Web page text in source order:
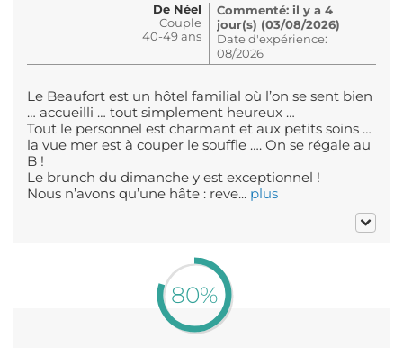
De Néel
Couple
40-49 ans
Commenté: il y a 4
jour(s) (03/08/2026)
Date d'expérience:
08/2026
Le Beaufort est un hôtel familial où l’on se sent bien
… accueilli … tout simplement heureux …
Tout le personnel est charmant et aux petits soins …
la vue mer est à couper le souffle …. On se régale au
B !
Le brunch du dimanche y est exceptionnel !
Nous n’avons qu’une hâte : reve... plus
80%